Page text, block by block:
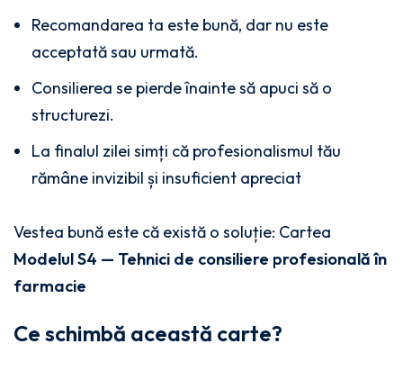
Recomandarea ta este bună, dar nu este
acceptată sau urmată.
Consilierea se pierde înainte să apuci să o
structurezi.
La finalul zilei simți că profesionalismul tău
rămâne invizibil și insuficient apreciat
Vestea bună este că există o soluție: Cartea
Modelul S4 — Tehnici de consiliere profesională în
farmacie
Ce schimbă această carte?